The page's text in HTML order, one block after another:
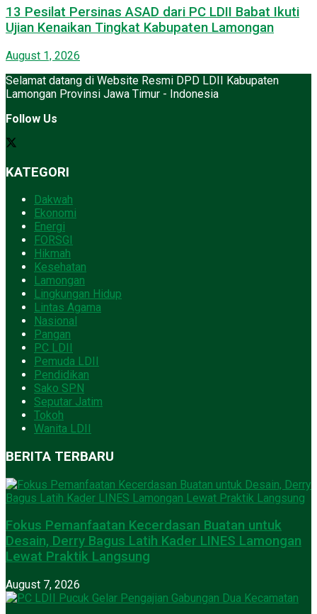
13 Pesilat Persinas ASAD dari PC LDII Babat Ikuti
Ujian Kenaikan Tingkat Kabupaten Lamongan
August 1, 2026
Selamat datang di Website Resmi DPD LDII Kabupaten
Lamongan Provinsi Jawa Timur - Indonesia
Follow Us
KATEGORI
Dakwah
Ekonomi
Energi
FORSGI
Hikmah
Kesehatan
Lamongan
Lingkungan Hidup
Lintas Agama
Nasional
Pangan
PC LDII
Pemuda LDII
Pendidikan
Sako SPN
Seputar Jatim
Tokoh
Wanita LDII
BERITA TERBARU
Fokus Pemanfaatan Kecerdasan Buatan untuk
Desain, Derry Bagus Latih Kader LINES Lamongan
Lewat Praktik Langsung
August 7, 2026